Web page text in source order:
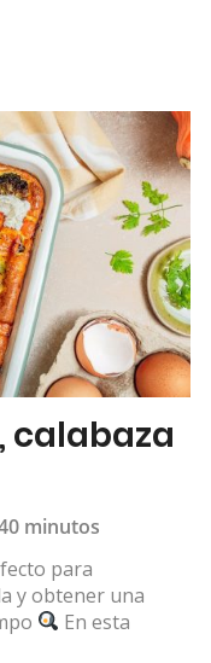
calabaza
minutos
para
y obtener una
En esta